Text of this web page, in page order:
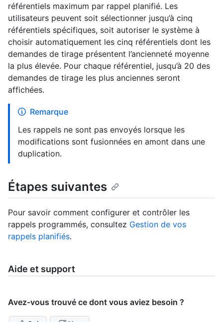
référentiels maximum par rappel planifié. Les
utilisateurs peuvent soit sélectionner jusqu’à cinq
référentiels spécifiques, soit autoriser le système à
choisir automatiquement les cinq référentiels dont les
demandes de tirage présentent l’ancienneté moyenne
la plus élevée. Pour chaque référentiel, jusqu’à 20 des
demandes de tirage les plus anciennes seront
affichées.
Remarque
Les rappels ne sont pas envoyés lorsque les
modifications sont fusionnées en amont dans une
duplication.
Étapes suivantes
Pour savoir comment configurer et contrôler les
rappels programmés, consultez Gestion de vos
rappels planifiés.
Aide et support
Avez-vous trouvé ce dont vous aviez besoin ?